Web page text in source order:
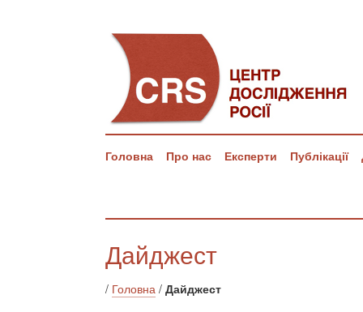
Головна Про нас Експерти Публікації
Дайджест
/ Головна / Дайджест